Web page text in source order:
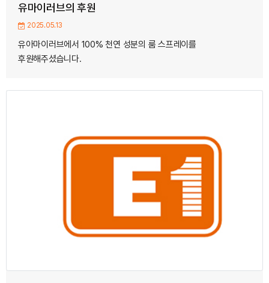
유마이러브의 후원
2025.05.13
유아마이러브에서 100% 천연 성분의 룸 스프레이를
후원해주셨습니다.